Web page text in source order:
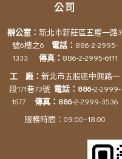
公司
辦公室：新北市新莊區五權一路3
號6樓之6
電話： 886-2-2995-
1333 傳真： 886-2-2995-6111
工 廠： 新北市五股區中興路一
段171巷73號 電話：886-2-2999-
1677 傳真：886-2-2999-3536
服務時間：09:00~18:00